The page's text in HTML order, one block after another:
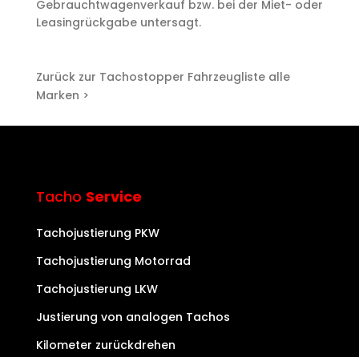
Gebrauchtwagenverkauf bzw. bei der Miet- oder
Leasingrückgabe untersagt.
Zurück zur Tachostopper Fahrzeugliste alle
Marken >
Tacho Service
Tachojustierung PKW
Tachojustierung Motorrad
Tachojustierung LKW
Justierung von analogen Tachos
Kilometer zurückdrehen